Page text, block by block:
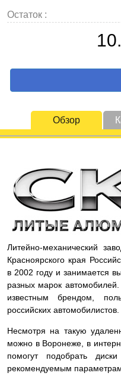
Остаток :
Обзор
Литейно-механический
Красноярского края
в 2002 году и занимается
разных марок
известным брендом,
российских автомобилистов.
Несмотря на такую
можно в Воронеже, в
помогут подобрать
рекомендуемым